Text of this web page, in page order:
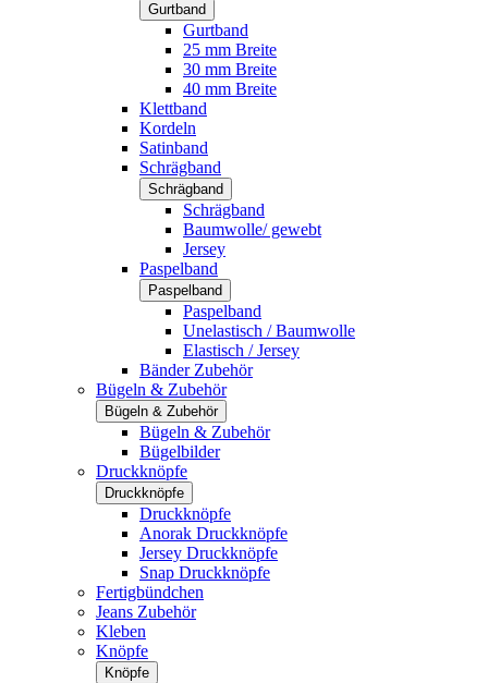
Gurtband
Gurtband
25 mm Breite
30 mm Breite
40 mm Breite
Klettband
Kordeln
Satinband
Schrägband
Schrägband
Schrägband
Baumwolle/ gewebt
Jersey
Paspelband
Paspelband
Paspelband
Unelastisch / Baumwolle
Elastisch / Jersey
Bänder Zubehör
Bügeln & Zubehör
Bügeln & Zubehör
Bügeln & Zubehör
Bügelbilder
Druckknöpfe
Druckknöpfe
Druckknöpfe
Anorak Druckknöpfe
Jersey Druckknöpfe
Snap Druckknöpfe
Fertigbündchen
Jeans Zubehör
Kleben
Knöpfe
Knöpfe